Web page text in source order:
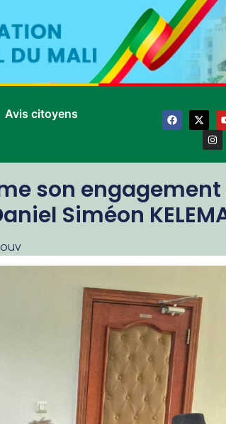
Avis citoyens
son
Siméon